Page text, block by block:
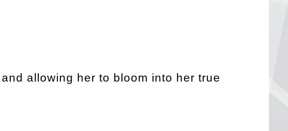
allowing her to bloom into her true